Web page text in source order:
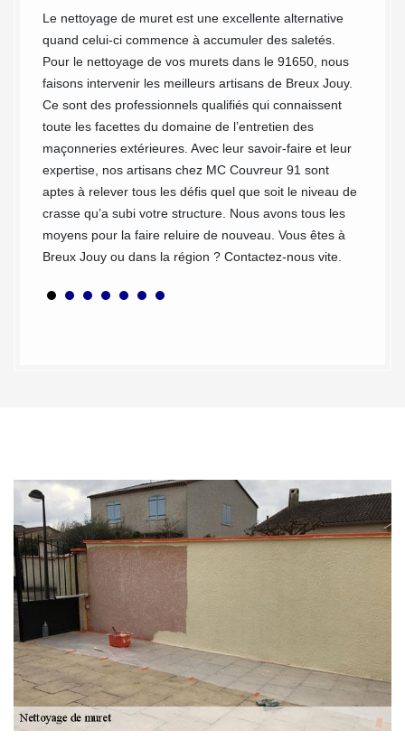
Le nettoyage de muret est une excellente alternative
quand celui-ci commence à accumuler des saletés.
Pour le nettoyage de vos murets dans le 91650, nous
faisons intervenir les meilleurs artisans de Breux Jouy.
Ce sont des professionnels qualifiés qui connaissent
toute les facettes du domaine de l’entretien des
maçonneries extérieures. Avec leur savoir-faire et leur
expertise, nos artisans chez MC Couvreur 91 sont
aptes à relever tous les défis quel que soit le niveau de
crasse qu’a subi votre structure. Nous avons tous les
moyens pour la faire reluire de nouveau. Vous êtes à
Breux Jouy ou dans la région ? Contactez-nous vite.